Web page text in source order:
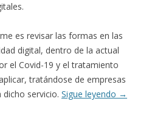
es revisar las formas en las
digital, dentro de la actual
el Covid-19 y el tratamiento
tratándose de empresas
servicio. Sigue leyendo →